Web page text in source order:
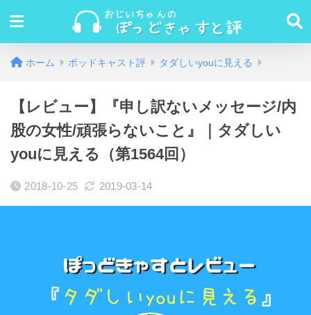
ホーム ポッドキャスト評 タダしいyouに見える
【レビュー】『申し訳ないメッセージ/内
股の女性/頑張らないこと』｜タダしい
youに見える（第1564回）
2018-10-25 2019-03-14